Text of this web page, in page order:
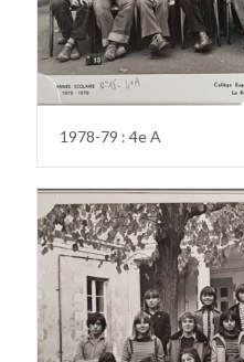
1978-79 : 4e A